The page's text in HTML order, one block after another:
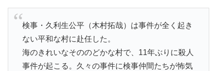
検事・久利生公平（木村拓哉）は事件が全く起き
ない平和な村に赴任した。
海のきれいなそののどかな村で、11年ぶりに殺人
事件が起こる。久々の事件に検事仲間たちが怖気